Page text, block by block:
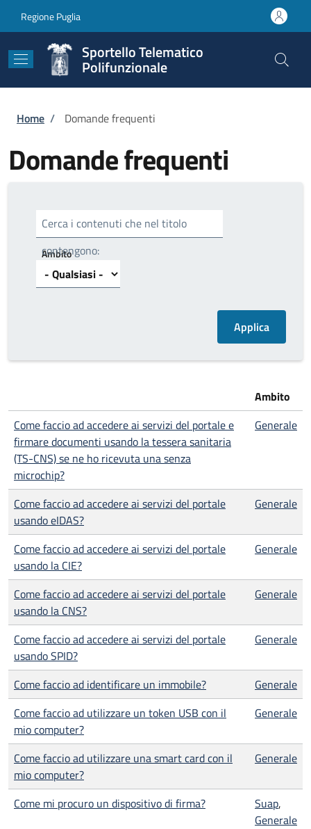
Regione Puglia
Sportello Telematico
Polifunzionale
Briciole di pane
Home / Domande frequenti
Domande frequenti
Cerca i contenuti che nel titolo
contengono:
Ambito
Ambito
Come faccio ad accedere ai servizi del portale e
firmare documenti usando la tessera sanitaria
(TS-CNS) se ne ho ricevuta una senza
microchip?
Generale
Come faccio ad accedere ai servizi del portale
usando eIDAS?
Generale
Come faccio ad accedere ai servizi del portale
usando la CIE?
Generale
Come faccio ad accedere ai servizi del portale
usando la CNS?
Generale
Come faccio ad accedere ai servizi del portale
usando SPID?
Generale
Come faccio ad identificare un immobile?
Generale
Come faccio ad utilizzare un token USB con il
mio computer?
Generale
Come faccio ad utilizzare una smart card con il
mio computer?
Generale
Come mi procuro un dispositivo di firma? Suap,
Generale